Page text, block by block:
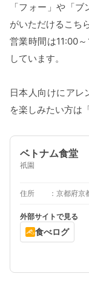
「フォー」や「
がいただけるこち
営業時間は11:00
しています。
日本人向けにアレ
を楽しみたい方は
ベトナム食堂
祇園
住所 京都府京
外部サイトで見る
食べログ